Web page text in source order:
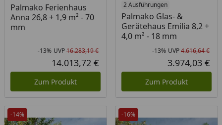
Palmako Ferienhaus
Anna 26,8 + 1,9 m² - 70
mm
Rabatt in Prozent
-13%
Ursprünglicher Preis
UVP16.283,19 €
Aktueller Preis
14.013,72 €
Zum Produkt
2 Ausführungen
Palmako Glas- &
Gerätehaus Emilia 8,2 +
4,0 m² - 18 mm
-13% UVP4.616,64 €
3.974,03 €
Zum Produkt
-14% -16%